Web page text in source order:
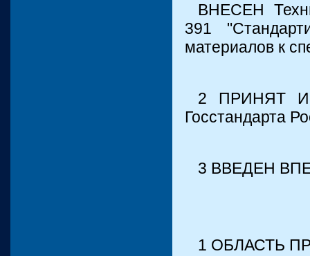
ВНЕСЕН
391
материалов к
2 ПРИНЯТ И
Госстандарта
3 ВВЕДЕН
1 ОБЛАСТЬ